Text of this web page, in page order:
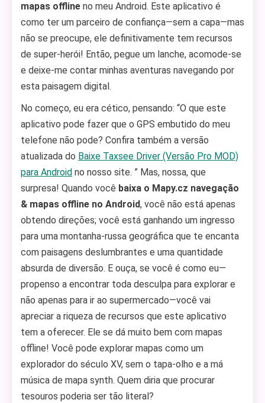
mapas offline no meu Android. Este aplicativo é
como ter um parceiro de confiança—sem a capa—mas
não se preocupe, ele definitivamente tem recursos
de super-herói! Então, pegue um lanche, acomode-se
e deixe-me contar minhas aventuras navegando por
esta paisagem digital.
No começo, eu era cético, pensando: “O que este
aplicativo pode fazer que o GPS embutido do meu
telefone não pode? Confira também a versão
atualizada do Baixe Taxsee Driver (Versão Pro MOD)
para Android no nosso site. ” Mas, nossa, que
surpresa! Quando você baixa o Mapy.cz navegação
& mapas offline no Android, você não está apenas
obtendo direções; você está ganhando um ingresso
para uma montanha-russa geográfica que te encanta
com paisagens deslumbrantes e uma quantidade
absurda de diversão. E ouça, se você é como eu—
propenso a encontrar toda desculpa para explorar e
não apenas para ir ao supermercado—você vai
apreciar a riqueza de recursos que este aplicativo
tem a oferecer. Ele se dá muito bem com mapas
offline! Você pode explorar mapas como um
explorador do século XV, sem o tapa-olho e a má
música de mapa synth. Quem diria que procurar
tesouros poderia ser tão literal?